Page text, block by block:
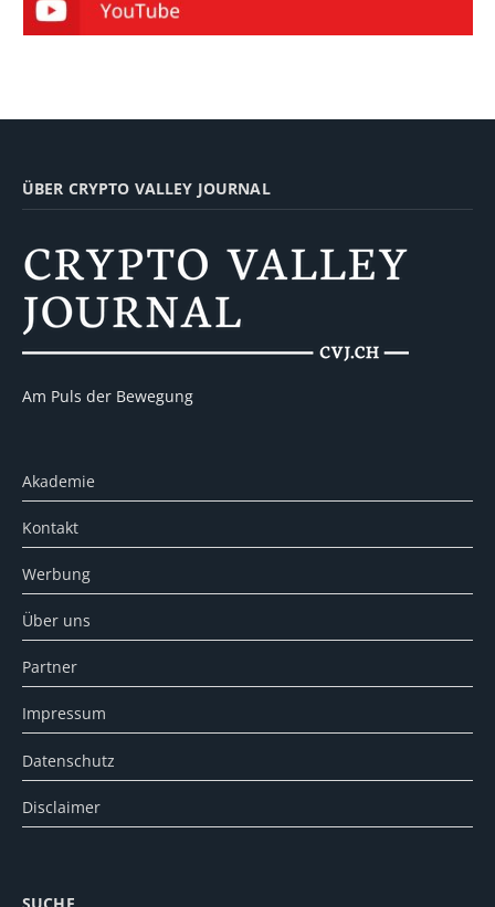
ÜBER CRYPTO VALLEY JOURNAL
Am Puls der Bewegung
Akademie
Kontakt
Werbung
Über uns
Partner
Impressum
Datenschutz
Disclaimer